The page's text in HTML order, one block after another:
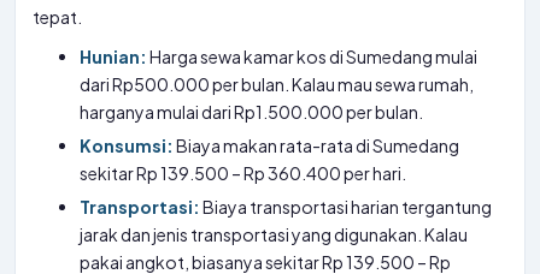
tepat.
Hunian: Harga sewa kamar kos di Sumedang mulai
dari Rp500.000 per bulan. Kalau mau sewa rumah,
harganya mulai dari Rp1.500.000 per bulan.
Konsumsi: Biaya makan rata-rata di Sumedang
sekitar Rp 139.500 – Rp 360.400 per hari.
Transportasi: Biaya transportasi harian tergantung
jarak dan jenis transportasi yang digunakan. Kalau
pakai angkot, biasanya sekitar Rp 139.500 – Rp